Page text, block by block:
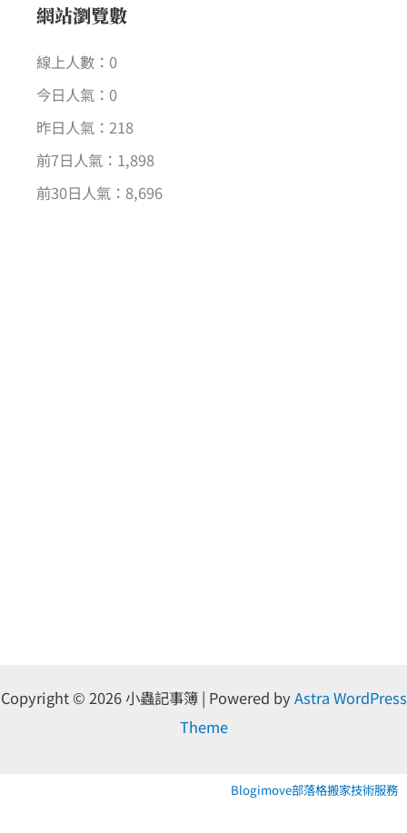
網站瀏覽數
線上人數：0
今日人氣：0
昨日人氣：218
前7日人氣：1,898
前30日人氣：8,696
Copyright © 2026 小蟲記事簿 | Powered byAstra WordPress
Theme
Blogimove部落格搬家技術服務